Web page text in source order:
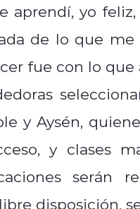
aprendí, yo
de lo que
fue con lo que
y Aysén,
y clases
serán
disposición,